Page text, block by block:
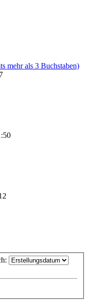
mehr als 3 Buchstaben)